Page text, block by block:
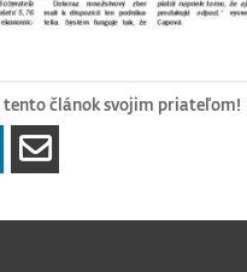
tento článok svojim priateľom!